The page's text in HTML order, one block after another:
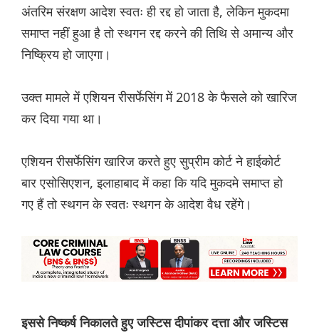
अंतरिम संरक्षण आदेश स्वतः ही रद्द हो जाता है, लेकिन मुकदमा
समाप्त नहीं हुआ है तो स्थगन रद्द करने की तिथि से अमान्य और
निष्क्रिय हो जाएगा।
उक्त मामले में एशियन रीसर्फेसिंग में 2018 के फैसले को खारिज
कर दिया गया था।
एशियन रीसर्फेसिंग खारिज करते हुए सुप्रीम कोर्ट ने हाईकोर्ट
बार एसोसिएशन, इलाहाबाद में कहा कि यदि मुकदमे समाप्त हो
गए हैं तो स्थगन के स्वतः स्थगन के आदेश वैध रहेंगे।
इससे निष्कर्ष निकालते हुए जस्टिस दीपांकर दत्ता और जस्टिस